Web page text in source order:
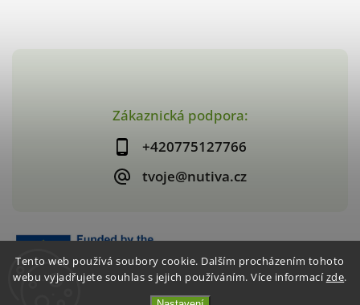
Tento web používá soubory cookie. Dalším procházením tohoto
webu vyjadřujete souhlas s jejich používáním. Více informacízde.
Zákaznická podpora:
+420775127766
tvoje@nutiva.cz